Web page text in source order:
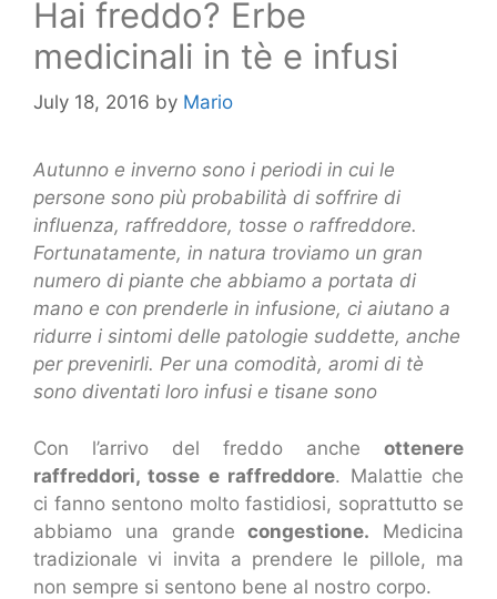
Hai freddo? Erbe
medicinali in tè e infusi
July 18, 2016 by Mario
Autunno e inverno sono i periodi in cui le
persone sono più probabilità di soffrire di
influenza, raffreddore, tosse o raffreddore.
Fortunatamente, in natura troviamo un gran
numero di piante che abbiamo a portata di
mano e con prenderle in infusione, ci aiutano a
ridurre i sintomi delle patologie suddette, anche
per prevenirli. Per una comodità, aromi di tè
sono diventati loro infusi e tisane sono
Con l’arrivo del freddo anche ottenere
raffreddori, tosse e raffreddore. Malattie che
ci fanno sentono molto fastidiosi, soprattutto se
abbiamo una grande congestione. Medicina
tradizionale vi invita a prendere le pillole, ma
non sempre si sentono bene al nostro corpo.